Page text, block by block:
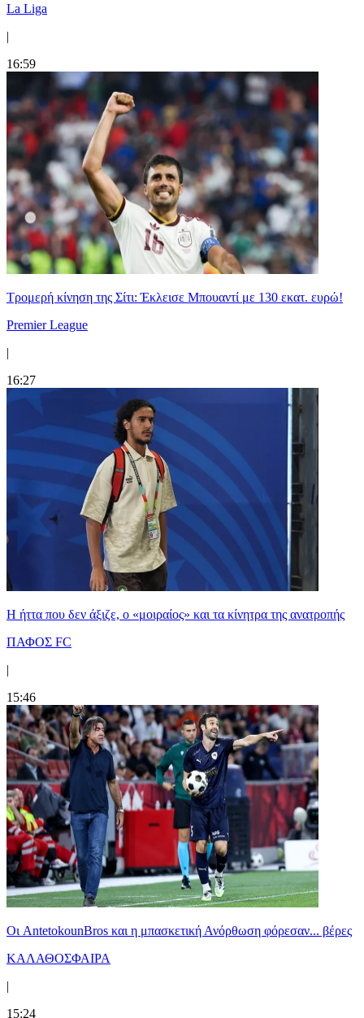
La Liga
|
16:59
Τρομερή κίνηση της Σίτι: Έκλεισε Μπουαντί με 130 εκατ. ευρώ!
Premier League
|
16:27
Η ήττα που δεν άξιζε, ο «μοιραίος» και τα κίνητρα της ανατροπής
ΠΑΦΟΣ FC
|
15:46
Oι AntetokounBros και η μπασκετική Ανόρθωση φόρεσαν... βέρες
ΚΑΛΑΘΟΣΦΑΙΡΑ
|
15:24